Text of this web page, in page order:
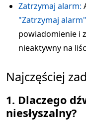
Zatrzymaj alarm:
"Zatrzymaj alarm"
powiadomienie i
nieaktywny na
Najczęściej
1. Dlaczego
niesłyszalny?